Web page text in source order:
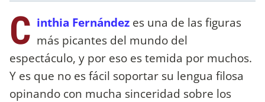
C inthia Fernández es una de las figuras
más picantes del mundo del
espectáculo, y por eso es temida por muchos.
Y es que no es fácil soportar su lengua filosa
opinando con mucha sinceridad sobre los